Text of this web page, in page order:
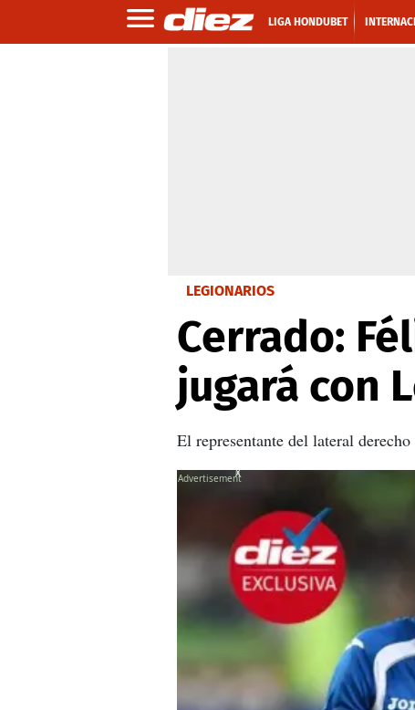
LIGA HONDUBET
LEGIONARIOS
Cerrado:
jugará con
El representante del lateral
X